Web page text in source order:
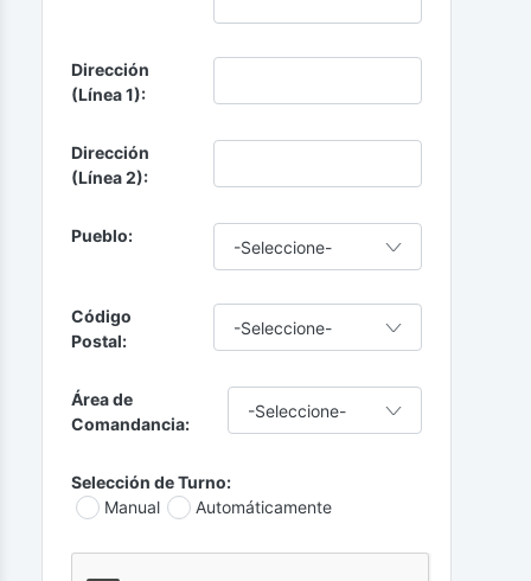
Dirección
(Línea 1):
Dirección
(Línea 2):
Pueblo:
Código
Postal:
Área de
Comandancia:
Selección de Turno:
Manual
Automáticamente